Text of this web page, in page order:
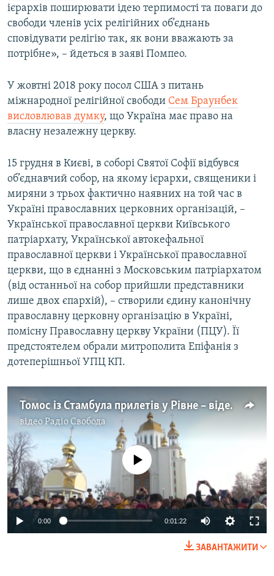
ієрархів поширювати ідею терпимості та поваги до
свободи членів усіх релігійних об’єднань
сповідувати релігію так, як вони вважають за
потрібне», – йдеться в заяві Помпео.
У жовтні 2018 року посол США з питань
міжнародної релігійної свободи Сем Браунбек
висловлював думку, що Україна має право на
власну незалежну церкву.
15 грудня в Києві, в соборі Святої Софії відбувся
об’єднавчий собор, на якому ієрархи, священики і
миряни з трьох фактично наявних на той час в
Україні православних церковних організацій, –
Української православної церкви Київського
патріархату, Української автокефальної
православної церкви і Української православної
церкви, що в єднанні з Московським патріархатом
(від останньої на собор прийшли представники
лише двох єпархій), – створили єдину канонічну
православну церковну організацію в Україні,
помісну Православну церкву України (ПЦУ). Її
предстоятелем обрали митрополита Епіфанія з
дотеперішньої УПЦ КП.
Томос із Стамбула прилетів у Рівне – відео
відеоРадіо Свобода
No media source currently available
0:00 0:01:22
ЗАВАНТАЖИТИ